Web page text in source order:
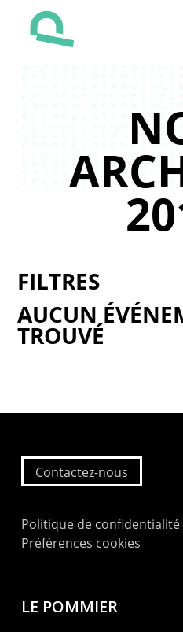
AUCUN
TROUVÉ
FILTRES
Contactez-nous
Politique de confidentialité
Préférences cookies
LE POMMIER